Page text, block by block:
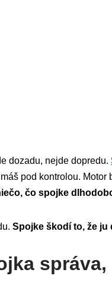
dozadu, nejde dopredu.
pod kontrolou.
čo spojke
Spojke škodí to, že ju